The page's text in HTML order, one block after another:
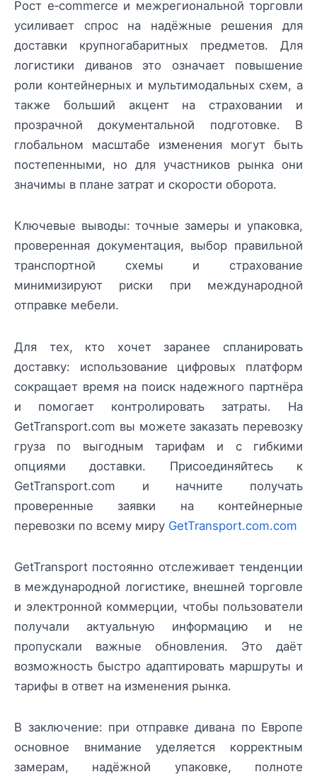
Рост e‑commerce и межрегиональной торговли
усиливает спрос на надёжные решения для
доставки крупногабаритных предметов. Для
логистики диванов это означает повышение
роли контейнерных и мультимодальных схем, а
также больший акцент на страховании и
прозрачной документальной подготовке. В
глобальном масштабе изменения могут быть
постепенными, но для участников рынка они
значимы в плане затрат и скорости оборота.
Ключевые выводы: точные замеры и упаковка,
проверенная документация, выбор правильной
транспортной схемы и страхование
минимизируют риски при международной
отправке мебели.
Для тех, кто хочет заранее спланировать
доставку: использование цифровых платформ
сокращает время на поиск надежного партнёра
и помогает контролировать затраты. На
GetTransport.com вы можете заказать перевозку
груза по выгодным тарифам и с гибкими
опциями доставки. Присоединяйтесь к
GetTransport.com и начните получать
проверенные заявки на контейнерные
перевозки по всему миру GetTransport.com.com
GetTransport постоянно отслеживает тенденции
в международной логистике, внешней торговле
и электронной коммерции, чтобы пользователи
получали актуальную информацию и не
пропускали важные обновления. Это даёт
возможность быстро адаптировать маршруты и
тарифы в ответ на изменения рынка.
В заключение: при отправке дивана по Европе
основное внимание уделяется корректным
замерам, надёжной упаковке, полноте